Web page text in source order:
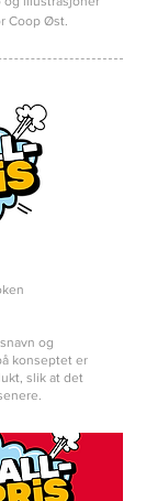
Coop Øst.
og
konseptet er
slik at det